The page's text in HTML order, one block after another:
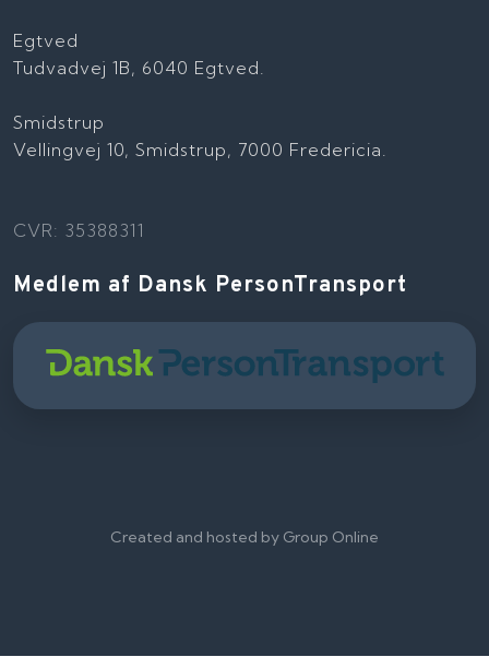
Egtved
Tudvadvej 1B, 6040 Egtved.
Smidstrup
Vellingvej 10, Smidstrup, 7000 Fredericia.
CVR: 35388311
Medlem af Dansk PersonTransport
Created and hosted by Group Online